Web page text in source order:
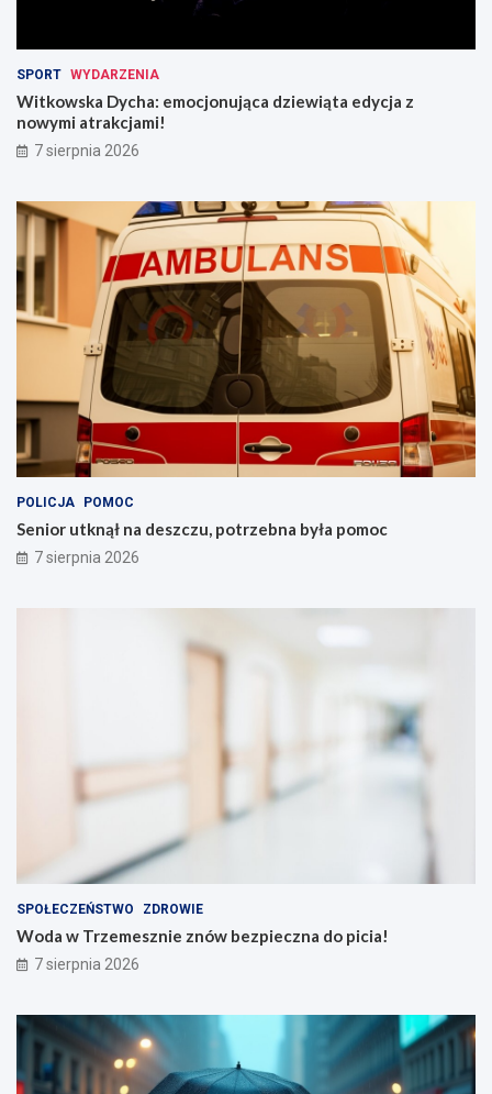
c
h
u
!
SPORT WYDARZENIA
Witkowska Dycha: emocjonująca dziewiąta edycja z
nowymi atrakcjami!
7 sierpnia 2026
POLICJA POMOC
Senior utknął na deszczu, potrzebna była pomoc
7 sierpnia 2026
SPOŁECZEŃSTWO ZDROWIE
Woda w Trzemesznie znów bezpieczna do picia!
7 sierpnia 2026